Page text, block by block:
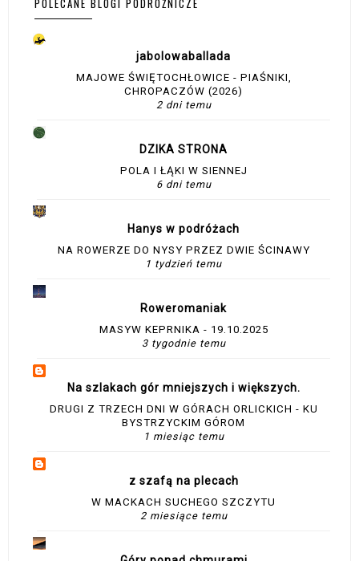
POLECANE BLOGI PODRÓŻNICZE
jabolowaballada
MAJOWE ŚWIĘTOCHŁOWICE - PIAŚNIKI,
CHROPACZÓW (2026)
2 dni temu
DZIKA STRONA
POLA I ŁĄKI W SIENNEJ
6 dni temu
Hanys w podróżach
NA ROWERZE DO NYSY PRZEZ DWIE ŚCINAWY
1 tydzień temu
Roweromaniak
MASYW KEPRNIKA - 19.10.2025
3 tygodnie temu
Na szlakach gór mniejszych i większych.
DRUGI Z TRZECH DNI W GÓRACH ORLICKICH - KU
BYSTRZYCKIM GÓROM
1 miesiąc temu
z szafą na plecach
W MACKACH SUCHEGO SZCZYTU
2 miesiące temu